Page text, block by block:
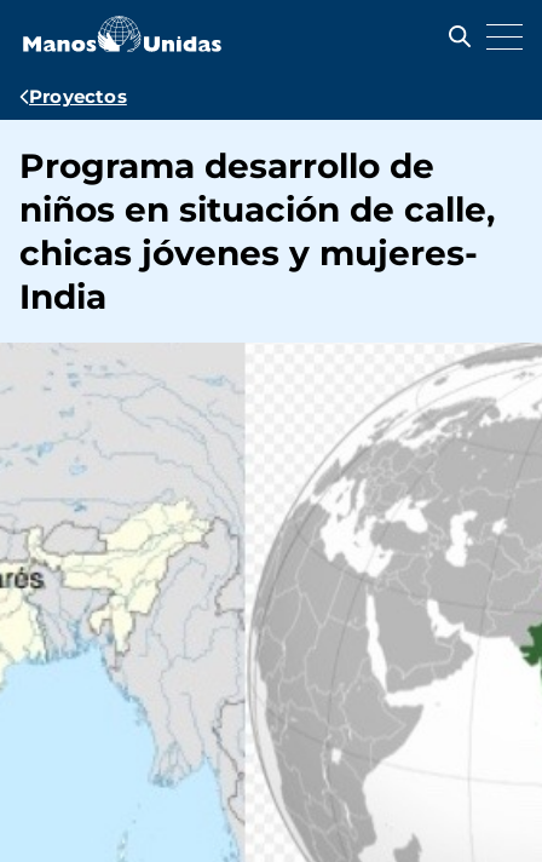
contenido
Ruta
navegación
Proyectos
Programa desarrollo de
niños en situación de calle,
chicas jóvenes y mujeres-
India